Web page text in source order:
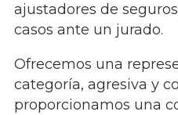
ajustadores de
casos ante un jurado.
Ofrecemos una
categoría, agresiva y
proporcionamos una